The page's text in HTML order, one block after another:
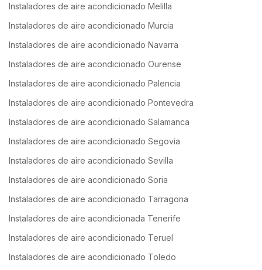
Instaladores de aire acondicionado Melilla
Instaladores de aire acondicionado Murcia
Instaladores de aire acondicionado Navarra
Instaladores de aire acondicionado Ourense
Instaladores de aire acondicionado Palencia
Instaladores de aire acondicionado Pontevedra
Instaladores de aire acondicionado Salamanca
Instaladores de aire acondicionado Segovia
Instaladores de aire acondicionado Sevilla
Instaladores de aire acondicionado Soria
Instaladores de aire acondicionado Tarragona
Instaladores de aire acondicionada Tenerife
Instaladores de aire acondicionado Teruel
Instaladores de aire acondicionado Toledo